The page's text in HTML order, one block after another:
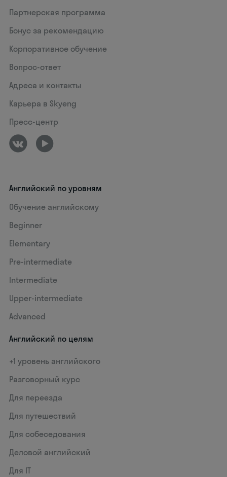
Партнерская программа
Бонус за рекомендацию
Корпоративное обучение
Вопрос-ответ
Адреса и контакты
Карьера в Skyeng
Пресс-центр
Английский по уровням
Обучение английскому
Beginner
Elementary
Pre-intermediate
Intermediate
Upper-intermediate
Advanced
Английский по целям
+1 уровень английского
Разговорный курс
Для переезда
Для путешествий
Для собеседования
Деловой английский
Для IT